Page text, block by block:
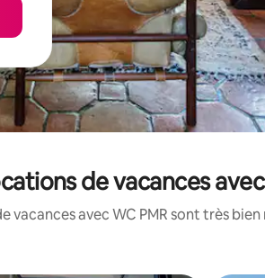
de vacances
vacances avec WC PMR sont très